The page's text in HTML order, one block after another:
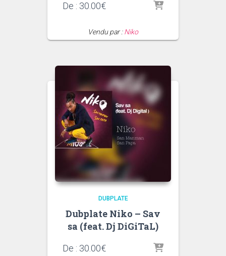
De : 30.00€
Vendu par :Niko
DUBPLATE
Dubplate Niko – Sav
sa (feat. Dj DiGiTaL)
De : 30.00€